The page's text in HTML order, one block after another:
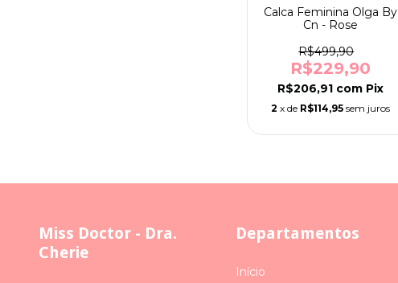
Calca Feminina Olga By
Cn - Rose
R$499,90
R$229,90
R$206,91 com Pix
2 x de R$114,95 sem juros
Miss Doctor - Dra.
Cherie
Departamentos
Início